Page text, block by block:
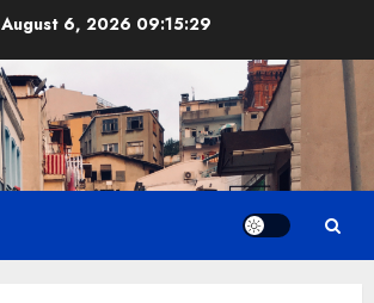
August 6, 2026 09:15:30